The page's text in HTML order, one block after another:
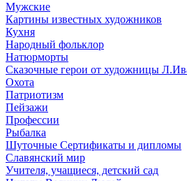
Мужские
Картины известных художников
Кухня
Народный фольклор
Натюрморты
Сказочные герои от художницы
Охота
Патриотизм
Пейзажи
Профессии
Рыбалка
Шуточные Сертификаты и дипломы
Славянский мир
Учителя, учащиеся, детский сад